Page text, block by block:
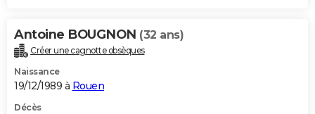
Antoine BOUGNON (32 ans)
Créer une cagnotte obsèques
Naissance
19/12/1989 à Rouen
Décès